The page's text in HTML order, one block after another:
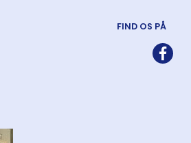
FIND OS PÅ